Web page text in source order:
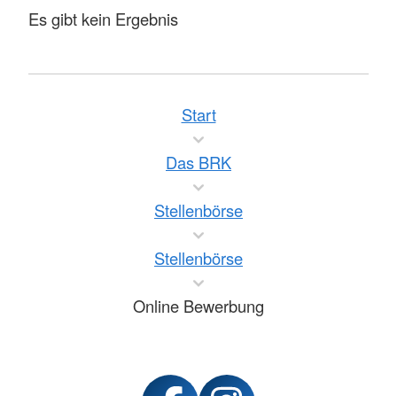
Es gibt kein Ergebnis
Start
Das BRK
Stellenbörse
Stellenbörse
Online Bewerbung